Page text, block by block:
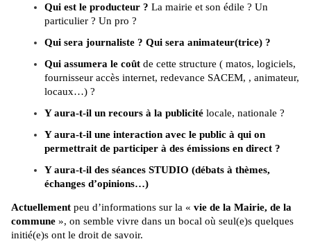
Qui est le producteur ? La mairie et son édile ? Un
particulier ? Un pro ?
Qui sera journaliste ? Qui sera animateur(trice) ?
Qui assumera le coût de cette structure ( matos, logiciels,
fournisseur accès internet, redevance SACEM, , animateur,
locaux…) ?
Y aura-t-il un recours à la publicité locale, nationale ?
Y aura-t-il une interaction avec le public à qui on
permettrait de participer à des émissions en direct ?
Y aura-t-il des séances STUDIO (débats à thèmes,
échanges d’opinions…)
Actuellement peu d’informations sur la « vie de la Mairie, de la
commune », on semble vivre dans un bocal où seul(e)s quelques
initié(e)s ont le droit de savoir.